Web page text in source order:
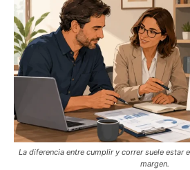
La diferencia entre cumplir y correr suele estar
margen.